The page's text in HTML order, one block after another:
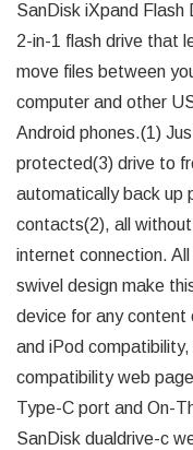
SanDisk iXpand Flash
2-in-1 flash drive that
move files between
computer and other
Android phones.(1)
protected(3) drive to
automatically back up
contacts(2), all
internet connection.
swivel design make
device for any content
and iPod
compatibility web
Type-C port and On-
SanDisk dualdrive-c